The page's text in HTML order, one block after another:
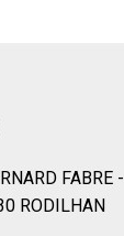
FABRE -
RODILHAN